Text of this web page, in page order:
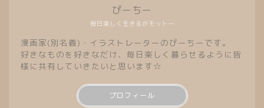
毎日楽しく生きるがモットー
ぴーちー
漫画家(別名義)・イラストレーターのぴーちーです。
好きなものを好きなだけ、毎日楽しく暮らせるように皆
様に共有していきたいと思います☆
プロフィール